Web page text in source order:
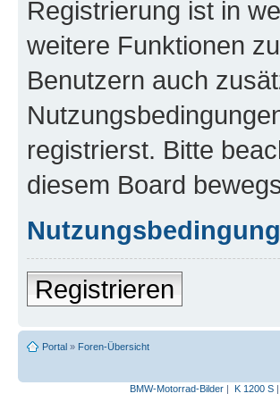
Registrierung ist in
weitere Funktionen
Benutzern auch
registrierst. Bitte
diesem Board
Registrieren
Portal » Foren-Übersicht
BMW-Motorrad-Bilder| K 1200 S|